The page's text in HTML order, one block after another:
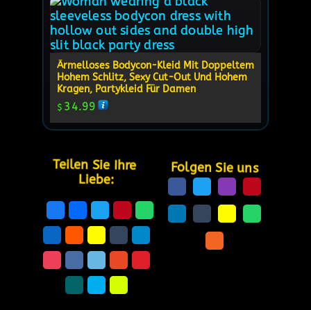
Ärmelloses Bodycon-Kleid Mit Doppeltem
Hohem Schlitz, Sexy Cut-Out Und Hohem
Kragen, Partykleid Für Damen
$ 34.99
Teilen Sie Ihre
Liebe:
Folgen Sie uns